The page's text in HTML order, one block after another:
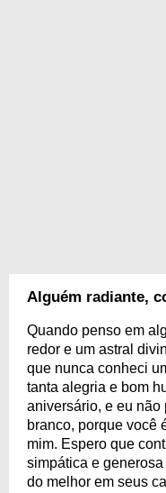
Alguém radiante,
Quando penso em
redor e um astral
que nunca conheci
tanta alegria e bom
aniversário, e eu não
branco, porque você
mim. Espero que
simpática e
do melhor em seus